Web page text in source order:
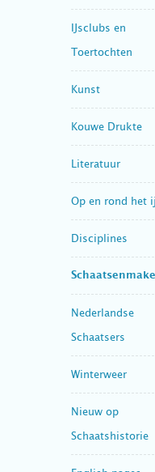
IJsclubs en
Toertochten
Kunst
Kouwe Drukte
Literatuur
Op en rond het
Disciplines
Nederlandse
Schaatsers
Winterweer
Nieuw op
Schaatshistorie